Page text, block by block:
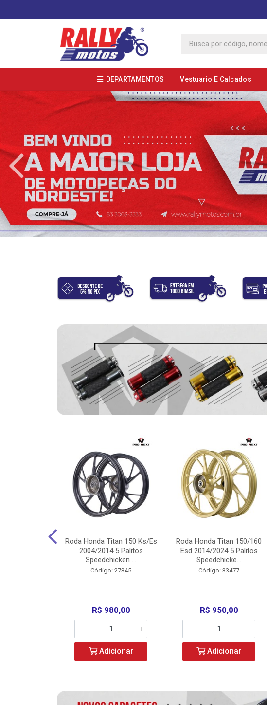
DEPARTAMENTOS Vestuario E Calcados
Roda Honda Titan 150 Ks/Es
2004/2014 5 Palitos
Speedchicken ...
Código: 27345
R$ 980,00
Adicionar
Roda Honda Titan 150/160
Esd 2014/2024 5 Palitos
Speedchicke...
Código: 33477
R$ 950,00
Adicionar